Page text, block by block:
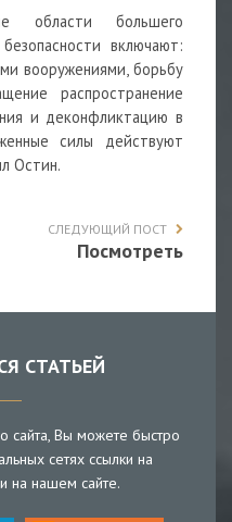
области большего
включают:
вооружениями, борьбу
распространение
и деконфликтацию в
силы действуют
Остин.
СЛЕДУЮЩИЙ ПОСТ
Посмотреть
СТАТЬЕЙ
сайта, Вы можете быстро
сетях ссылки на
на нашем сайте.